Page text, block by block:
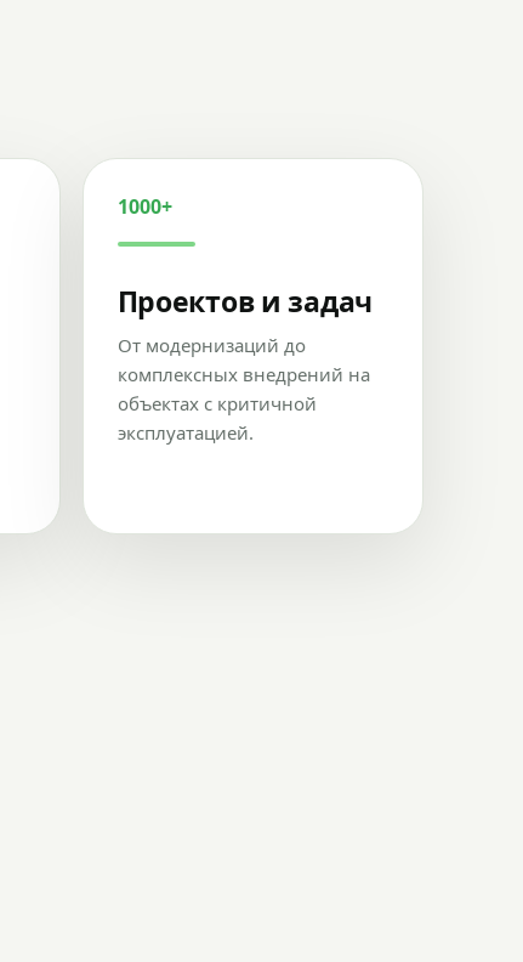
1000+
Проектов и задач
От модернизаций до
комплексных внедрений на
объектах с критичной
эксплуатацией.